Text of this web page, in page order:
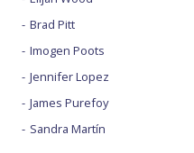
Brad Pitt
Imogen Poots
Jennifer Lopez
James Purefoy
Sandra Martín